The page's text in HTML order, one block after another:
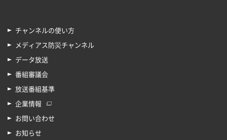
チャンネルの使い方
メディアス防災チャンネル
データ放送
番組審議会
放送番組基準
企業情報
お問い合わせ
お知らせ